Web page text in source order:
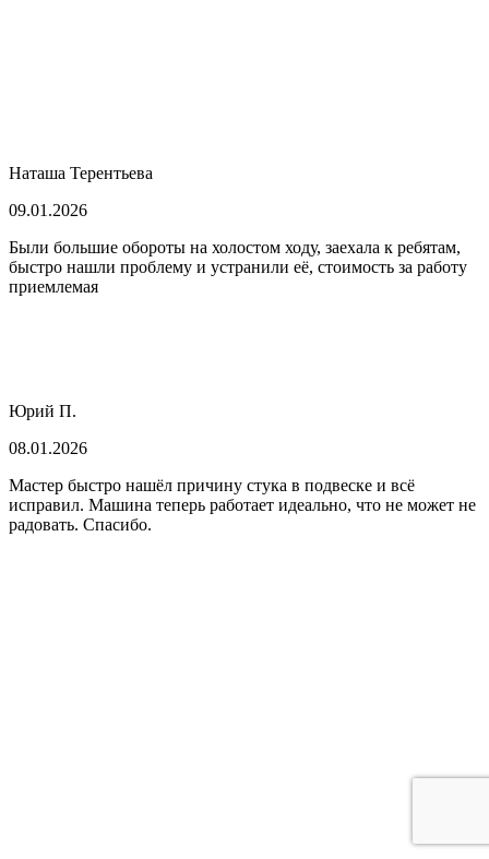
Наташа Терентьева
09.01.2026
Были большие обороты на холостом ходу, заехала к ребятам,
быстро нашли проблему и устранили её, стоимость за работу
приемлемая
Юрий П.
08.01.2026
Мастер быстро нашёл причину стука в подвеске и всё
исправил. Машина теперь работает идеально, что не может не
радовать. Спасибо.